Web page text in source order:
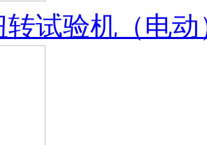
试验机（电动